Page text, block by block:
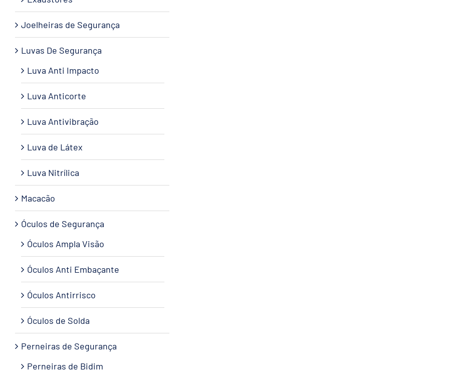
Joelheiras de Segurança
Luvas De Segurança
Luva Anti Impacto
Luva Anticorte
Luva Antivibração
Luva de Látex
Luva Nitrílica
Macacão
Óculos de Segurança
Óculos Ampla Visão
Óculos Anti Embaçante
Óculos Antirrisco
Óculos de Solda
Perneiras de Segurança
Perneiras de Bidim